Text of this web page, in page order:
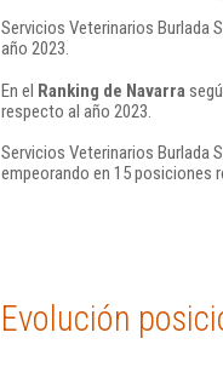
Servicios Veterinarios Burlada
año 2023.
En el Ranking de Navarra
respecto al año 2023.
Servicios Veterinarios Burlada
empeorando en 15 posiciones
Evolución